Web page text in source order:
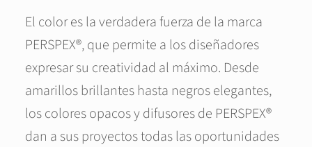
El color es la verdadera fuerza de la marca
PERSPEX®, que permite a los diseñadores
expresar su creatividad al máximo. Desde
amarillos brillantes hasta negros elegantes,
los colores opacos y difusores de PERSPEX®
dan a sus proyectos todas las oportunidades